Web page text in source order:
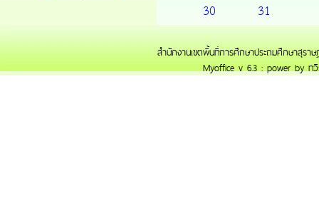
30
31
สำนักงานเขตพื้นที่การศึกษาประถมศึกษาสุรา
Myoffice v 6.3 : power by ท